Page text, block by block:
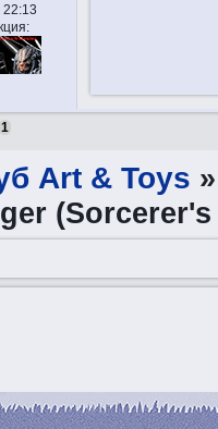
22:13
1
Art & Toys »